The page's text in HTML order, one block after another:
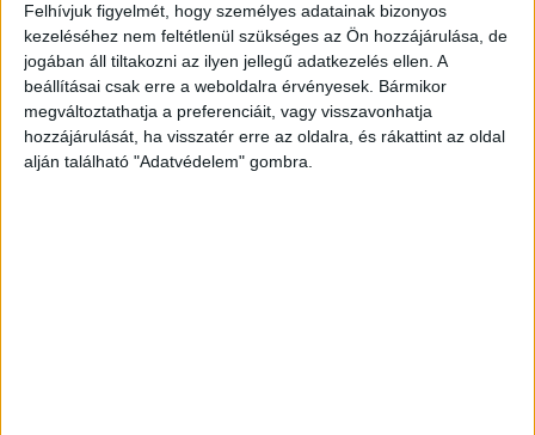
Felhívjuk figyelmét, hogy személyes adatainak bizonyos
kezeléséhez nem feltétlenül szükséges az Ön hozzájárulása, de
jogában áll tiltakozni az ilyen jellegű adatkezelés ellen. A
beállításai csak erre a weboldalra érvényesek. Bármikor
megváltoztathatja a preferenciáit, vagy visszavonhatja
hozzájárulását, ha visszatér erre az oldalra, és rákattint az oldal
alján található "Adatvédelem" gombra.
– Sajnos nem tudom – válaszolja bánatosan az autós.
Mire sugárzó arccal a rendőr:
– Ilyet nem tudni! Hát szeptemberben!